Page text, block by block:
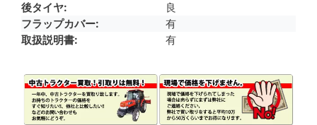
後タイヤ
良
フラップカバー
有
取扱説明書
有